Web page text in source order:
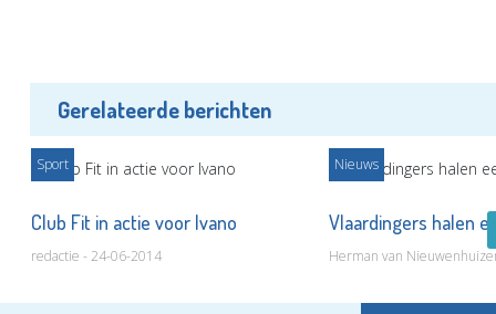
Gerelateerde berichten
Sport
Club Fit in actie voor Ivano
redactie - 24-06-2014
Nieuws
Vlaardingers halen
Herman van